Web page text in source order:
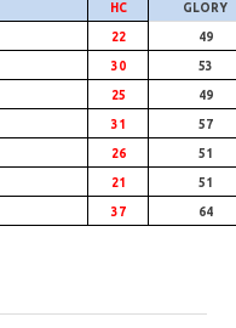
HC GLORY
22 49
30 53
25 49
31 57
26 51
21 51
37 64